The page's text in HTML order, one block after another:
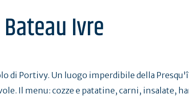
Ivre
di Portivy. Un luogo imperdibile della
Il menu: cozze e patatine, carni, insalate,